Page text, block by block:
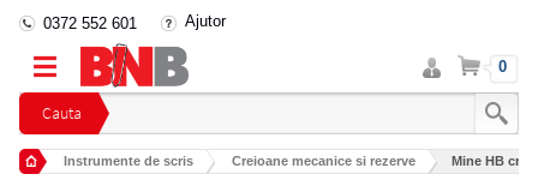
Cauta
0372 552 601 Ajutor
Intra
in
cont
Cos 0
Instrumente de scris Creioane mecanice si rezerve Mine HB